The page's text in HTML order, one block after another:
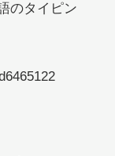
のタイピン